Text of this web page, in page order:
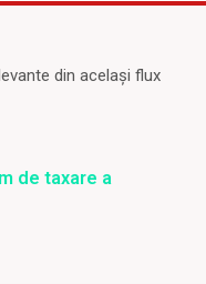
din același flux
de taxare a